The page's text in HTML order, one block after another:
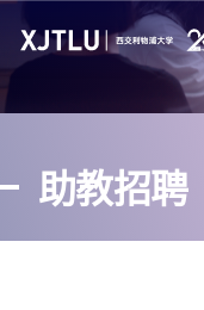
招生
助教招聘